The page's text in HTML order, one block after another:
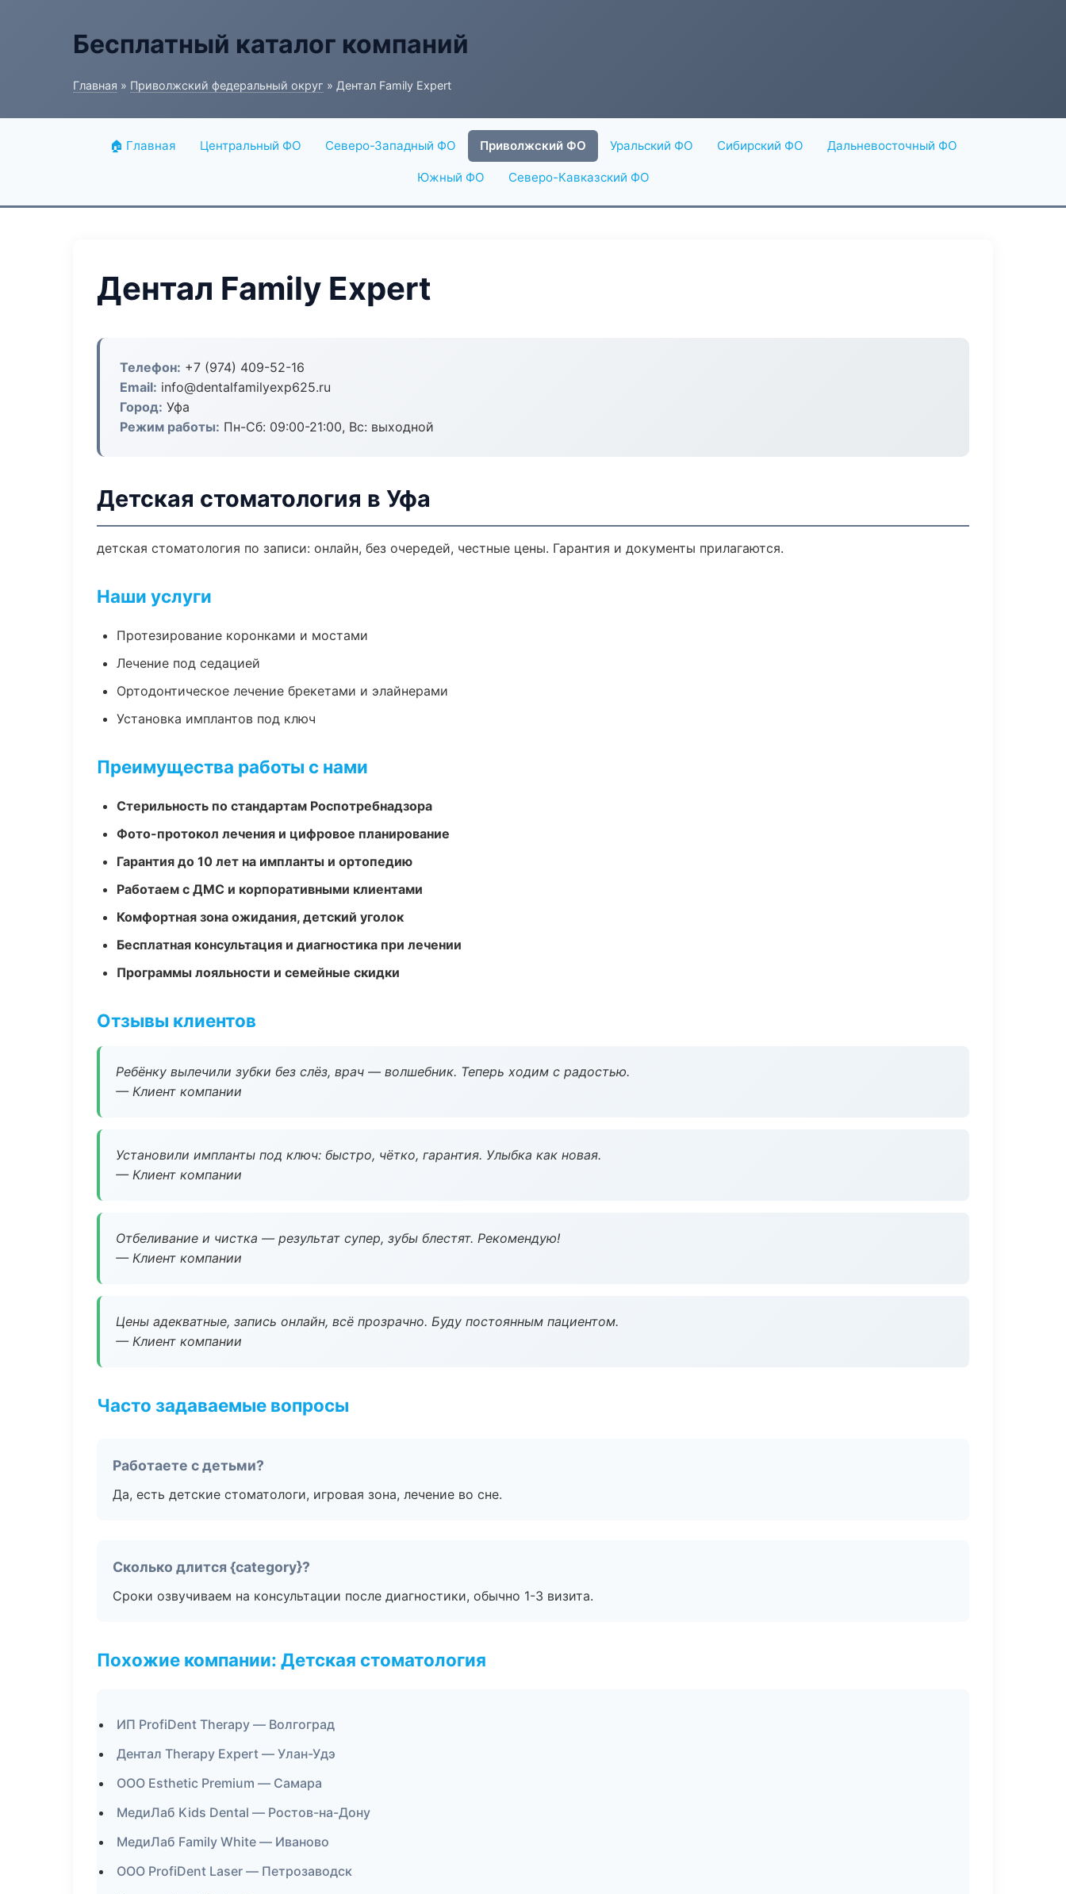
Бесплатный каталог компаний
Главная » Приволжский федеральный округ » Дентал Family Expert
🏠 Главная Центральный ФО Северо-Западный ФО Приволжский ФО Уральский ФО Сибирский ФО Дальневосточный ФО
Южный ФО Северо-Кавказский ФО
Дентал Family Expert
Телефон: +7 (974) 409-52-16
Email: info@dentalfamilyexp625.ru
Город: Уфа
Режим работы: Пн-Сб: 09:00-21:00, Вс: выходной
Детская стоматология в Уфа
детская стоматология по записи: онлайн, без очередей, честные цены. Гарантия и документы прилагаются.
Наши услуги
Протезирование коронками и мостами
Лечение под седацией
Ортодонтическое лечение брекетами и элайнерами
Установка имплантов под ключ
Преимущества работы с нами
Стерильность по стандартам Роспотребнадзора
Фото-протокол лечения и цифровое планирование
Гарантия до 10 лет на импланты и ортопедию
Работаем с ДМС и корпоративными клиентами
Комфортная зона ожидания, детский уголок
Бесплатная консультация и диагностика при лечении
Программы лояльности и семейные скидки
Отзывы клиентов
Ребёнку вылечили зубки без слёз, врач — волшебник. Теперь ходим с радостью.
— Клиент компании
Установили импланты под ключ: быстро, чётко, гарантия. Улыбка как новая.
— Клиент компании
Отбеливание и чистка — результат супер, зубы блестят. Рекомендую!
— Клиент компании
Цены адекватные, запись онлайн, всё прозрачно. Буду постоянным пациентом.
— Клиент компании
Часто задаваемые вопросы
Работаете с детьми?
Да, есть детские стоматологи, игровая зона, лечение во сне.
Сколько длится {category}?
Сроки озвучиваем на консультации после диагностики, обычно 1-3 визита.
Похожие компании: Детская стоматология
ИП ProfiDent Therapy — Волгоград
Дентал Therapy Expert — Улан-Удэ
ООО Esthetic Premium — Самара
МедиЛаб Kids Dental — Ростов-на-Дону
МедиЛаб Family White — Иваново
ООО ProfiDent Laser — Петрозаводск